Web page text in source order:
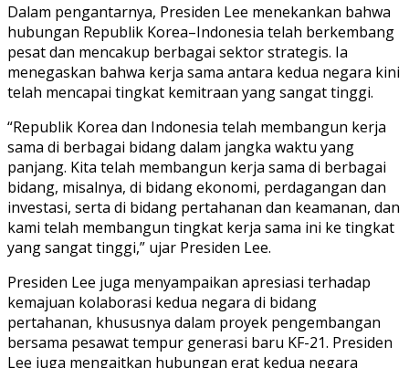
Dalam pengantarnya, Presiden Lee menekankan bahwa
hubungan Republik Korea–Indonesia telah berkembang
pesat dan mencakup berbagai sektor strategis. Ia
menegaskan bahwa kerja sama antara kedua negara kini
telah mencapai tingkat kemitraan yang sangat tinggi.
“Republik Korea dan Indonesia telah membangun kerja
sama di berbagai bidang dalam jangka waktu yang
panjang. Kita telah membangun kerja sama di berbagai
bidang, misalnya, di bidang ekonomi, perdagangan dan
investasi, serta di bidang pertahanan dan keamanan, dan
kami telah membangun tingkat kerja sama ini ke tingkat
yang sangat tinggi,” ujar Presiden Lee.
Presiden Lee juga menyampaikan apresiasi terhadap
kemajuan kolaborasi kedua negara di bidang
pertahanan, khususnya dalam proyek pengembangan
bersama pesawat tempur generasi baru KF-21. Presiden
Lee juga mengaitkan hubungan erat kedua negara